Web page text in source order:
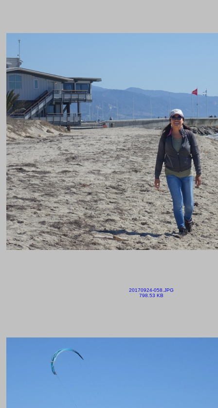
20170924-058.JPG
798.53 KB